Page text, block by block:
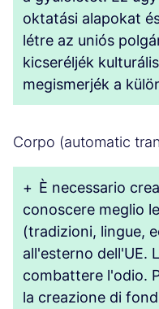
oktatási alapokat
létre az uniós
kicseréljék
megismerjék a
Corpo (automatic
+ È necessario
conoscere meglio
(tradizioni, lingue,
all'esterno dell'UE.
combattere l'odio.
la creazione di